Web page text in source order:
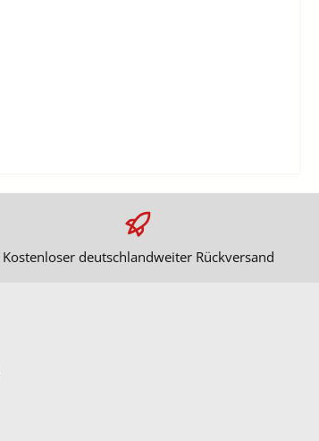
Kostenloser deutschlandweiter Rückversand